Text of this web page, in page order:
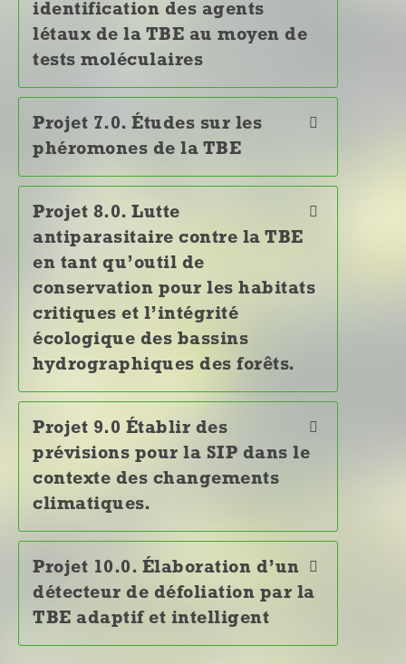
identification des agents
létaux de la TBE au moyen de
tests moléculaires
Projet 7.0. Études sur les
phéromones de la TBE
Projet 8.0. Lutte
antiparasitaire contre la TBE
en tant qu’outil de
conservation pour les habitats
critiques et l’intégrité
écologique des bassins
hydrographiques des forêts.
Projet 9.0 Établir des
prévisions pour la SIP dans le
contexte des changements
climatiques.
Projet 10.0. Élaboration d’un
détecteur de défoliation par la
TBE adaptif et intelligent